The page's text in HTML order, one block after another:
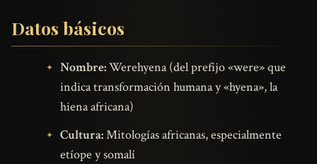
Datos básicos
Nombre:Werehyena (del prefijo «were» que
indica transformación humana y «hyena», la
hiena africana)
Cultura:Mitologías africanas, especialmente
etíope y somalí